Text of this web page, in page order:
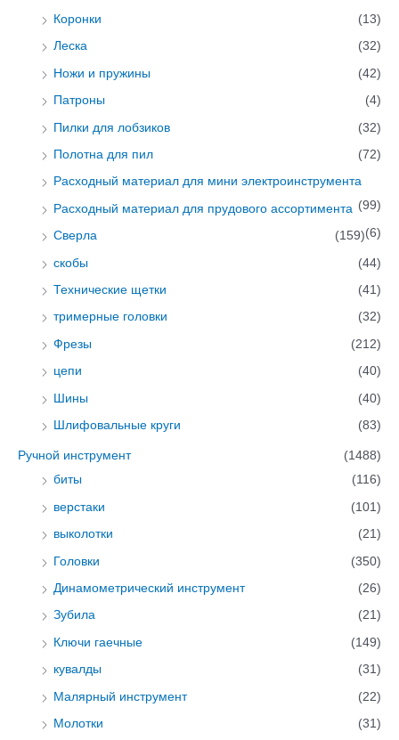
Коронки (13)
Леска (32)
Ножи и пружины (42)
Патроны (4)
Пилки для лобзиков (32)
Полотна для пил (72)
Расходный материал для мини электроинструмента
(99)
Расходный материал для прудового ассортимента
(6)
Сверла (159)
скобы (44)
Технические щетки (41)
тримерные головки (32)
Фрезы (212)
цепи (40)
Шины (40)
Шлифовальные круги (83)
Ручной инструмент
(1488)
биты
(116)
верстаки (101)
выколотки (21)
Головки (350)
Динамометрический инструмент (26)
Зубила (21)
Ключи гаечные (149)
кувалды (31)
Малярный инструмент (22)
Молотки (31)